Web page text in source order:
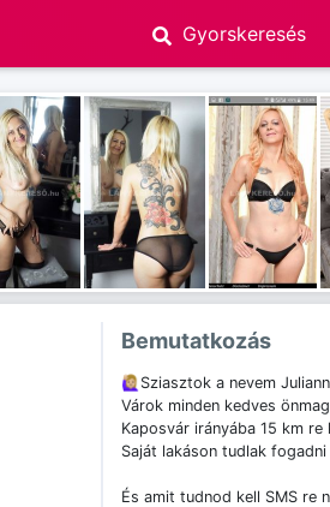
Bemutatkozás
🙋🏼‍♀️Sziasztok a nevem
Várok minden kedves
Kaposvár irányába 15 km re
Saját lakáson tudlak
És amit tudnod kell SMS re